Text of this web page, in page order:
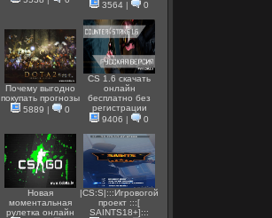
3564 | 0
Почему выгодно
покупать прогнозы
5889 | 0
CS 1.6 скачать
онлайн
бесплатно без
регистрации
9406 | 0
Новая
моментальная
рулетка онлайн
|CS:S|:::Игровогой
проект :::[
SAINTS18+]:::